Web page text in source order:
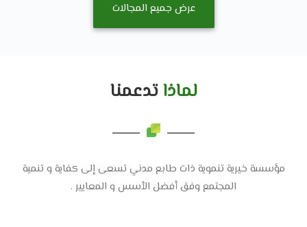
عرض جميع المجالات
لماذاتدعمنا
مؤسسة خيرية تنموية ذات طابع مدني تسعى إلى كفاية و تنمية
المجتمع وفق أفضل الأسس و المعايير .